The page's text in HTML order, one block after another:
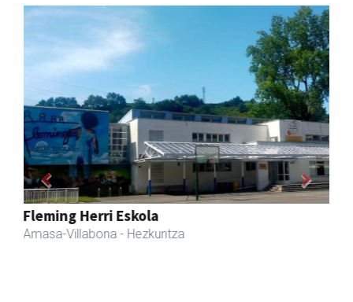
Sahatsa belar-denda eta dietetika zentrua
Amasa-Villabona - Belar-denda
Previous Next